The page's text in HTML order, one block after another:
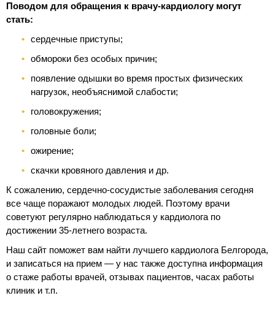
Поводом для обращения к врачу-кардиологу могут
стать:
сердечные приступы;
обмороки без особых причин;
появление одышки во время простых физических
нагрузок, необъяснимой слабости;
головокружения;
головные боли;
ожирение;
скачки кровяного давления и др.
К сожалению, сердечно-сосудистые заболевания сегодня
все чаще поражают молодых людей. Поэтому врачи
советуют регулярно наблюдаться у кардиолога по
достижении 35-летнего возраста.
Наш сайт поможет вам найти лучшего кардиолога Белгорода,
и записаться на прием — у нас также доступна информация
о стаже работы врачей, отзывах пациентов, часах работы
клиник и т.п.